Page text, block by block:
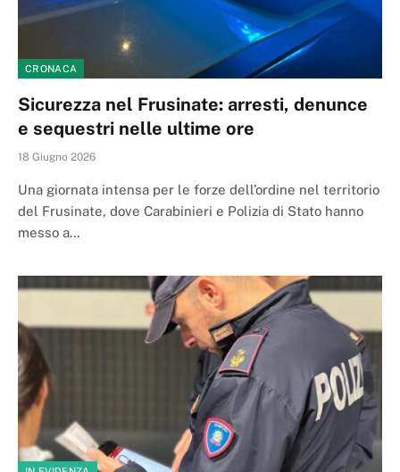
CRONACA
Sicurezza nel Frusinate: arresti, denunce
e sequestri nelle ultime ore
18 Giugno 2026
Una giornata intensa per le forze dell’ordine nel territorio
del Frusinate, dove Carabinieri e Polizia di Stato hanno
messo a…